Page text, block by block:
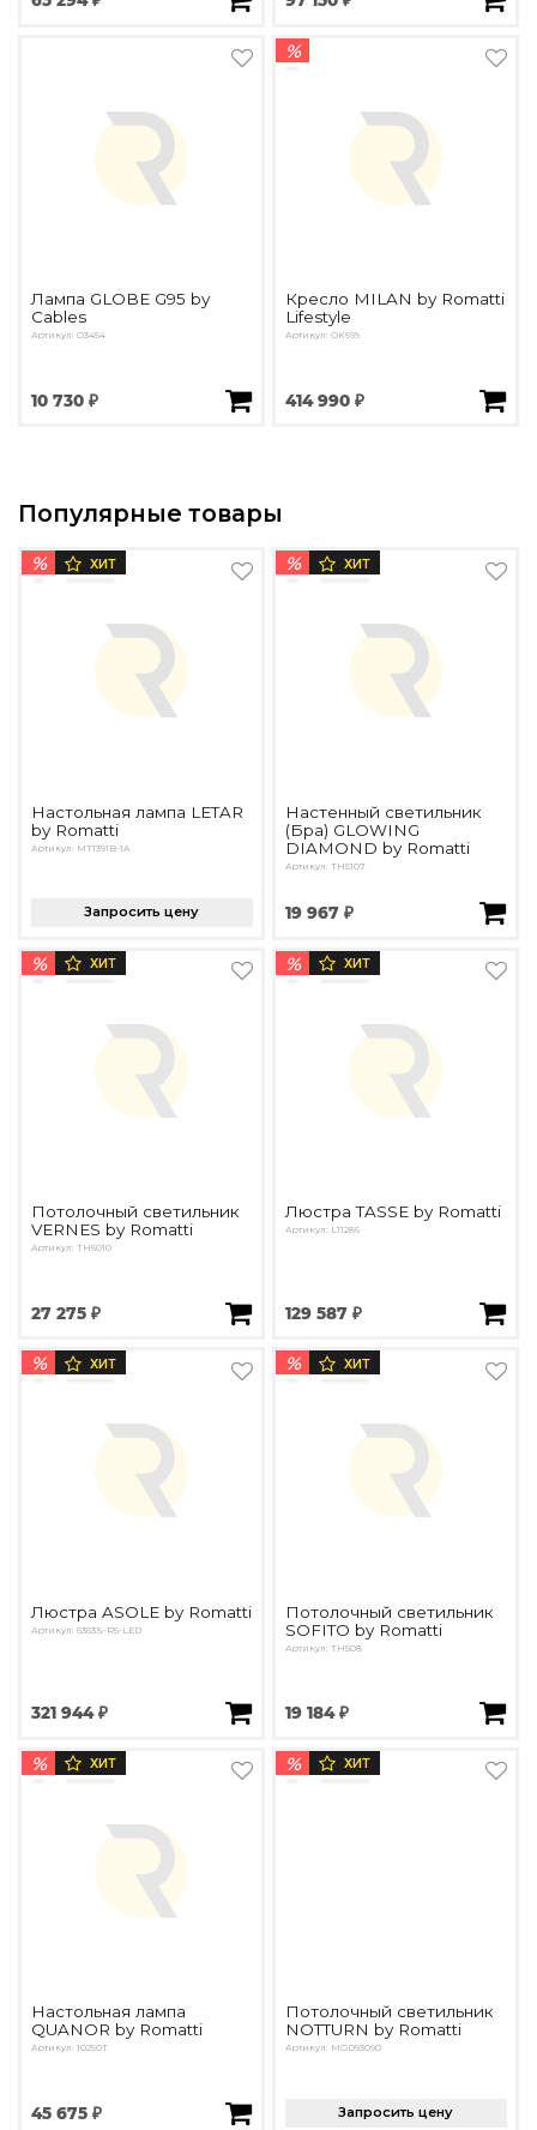
Лампа GLOBE G95 by
Cables
Артикул: O3454
10 730 ₽
%
Кресло MILAN by Romatti
Lifestyle
Артикул: OK699
414 990 ₽
Популярные товары
% ХИТ
Настольная лампа LETAR
by Romatti
Артикул: MT1391B-1A
Запросить цену
% ХИТ
Настенный светильник
(Бра) GLOWING
DIAMOND by Romatti
Артикул: TH5107
19 967 ₽
% ХИТ
Потолочный светильник
VERNES by Romatti
Артикул: TH6010
27 275 ₽
% ХИТ
Люстра TASSE by Romatti
Артикул: L11286
129 587 ₽
% ХИТ
Люстра ASOLE by Romatti
Артикул: 6363S-R5-LED
321 944 ₽
% ХИТ
Потолочный светильник
SOFITO by Romatti
Артикул: TH508
19 184 ₽
% ХИТ
Настольная лампа
QUANOR by Romatti
Артикул: 10250T
45 675 ₽
% ХИТ
Потолочный светильник
NOTTURN by Romatti
Артикул: MOD93090
Запросить цену